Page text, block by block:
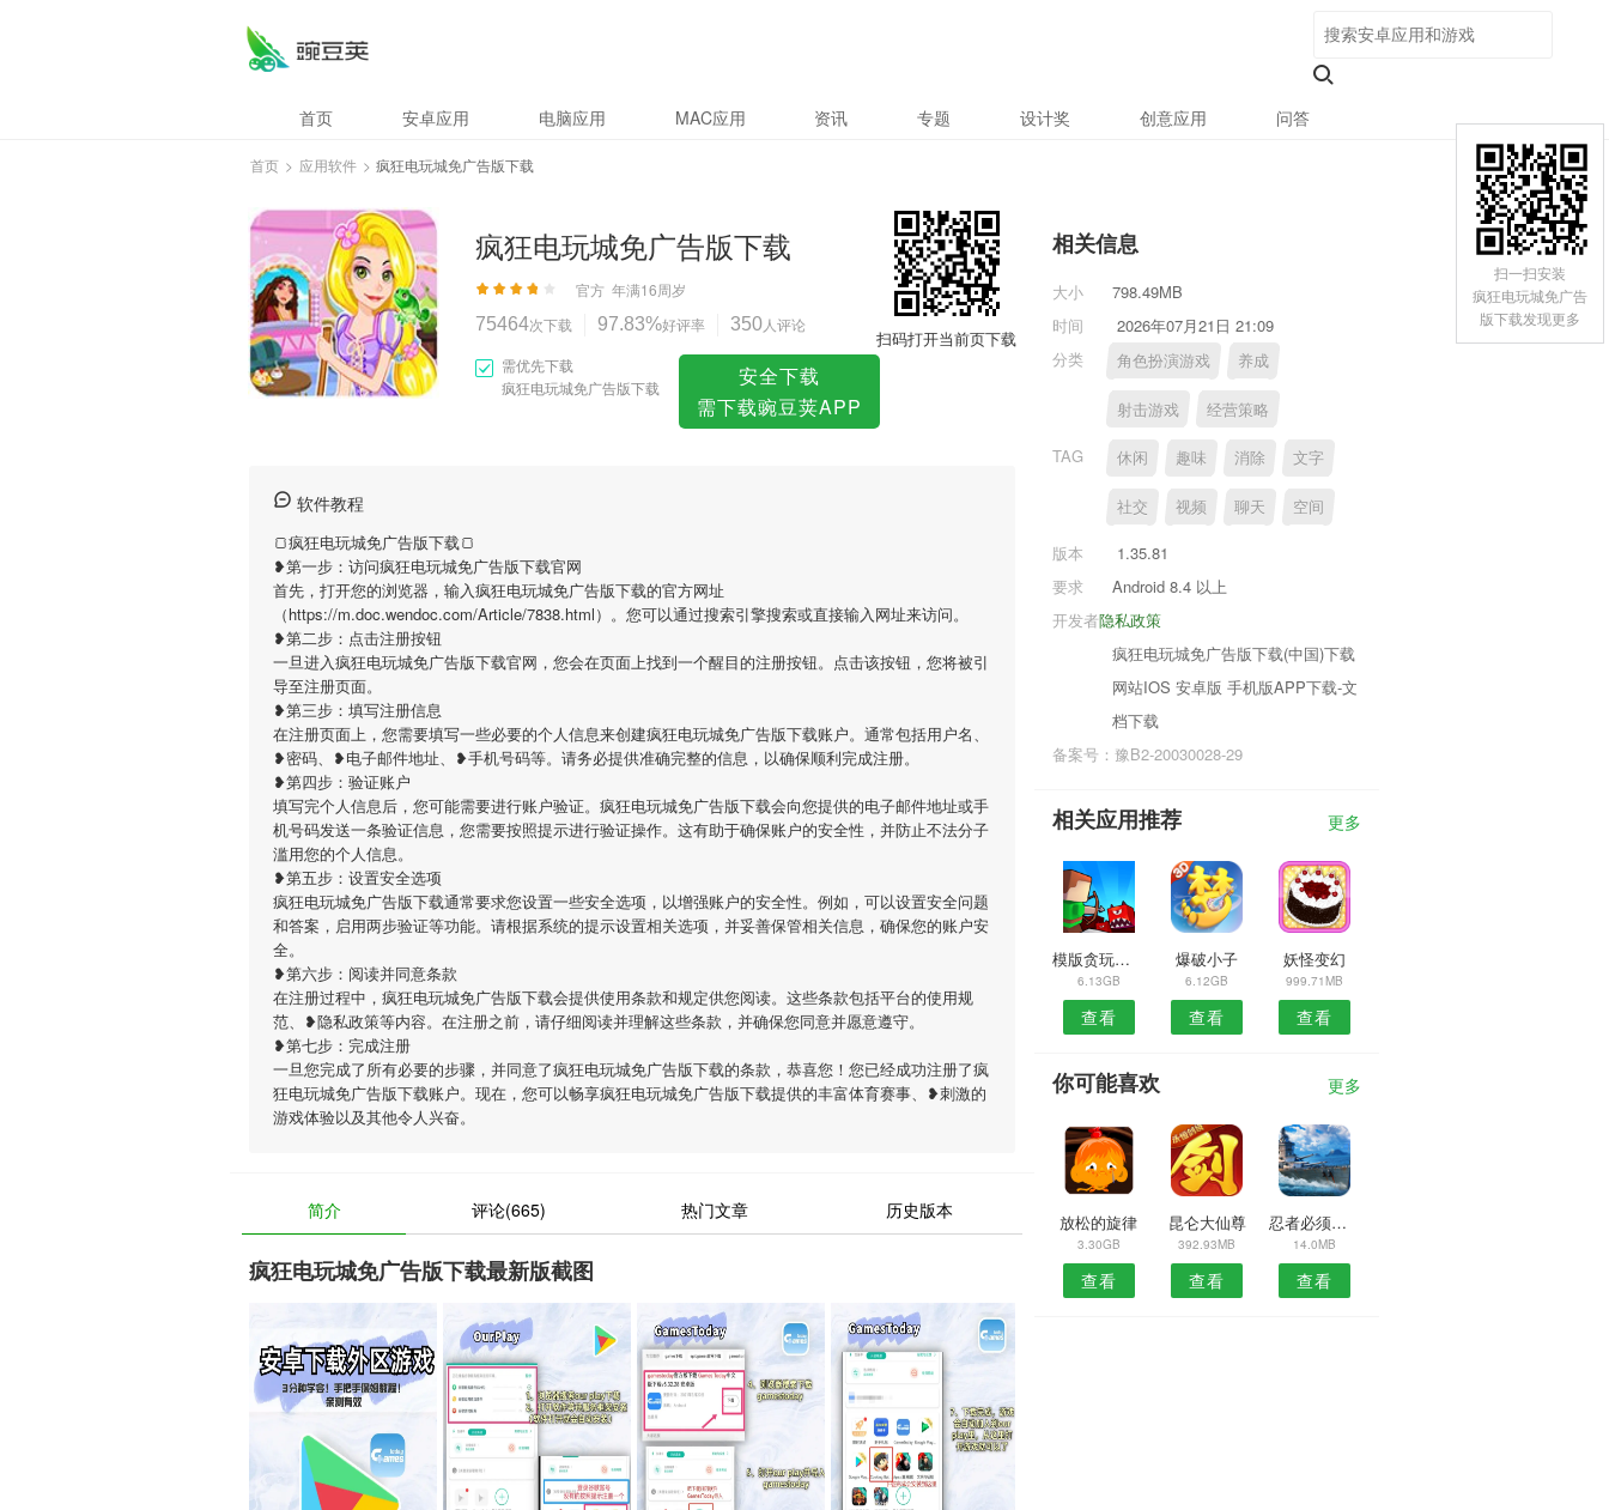
首页 安卓应用 电脑应用 MAC应用 资讯 专题 设计奖 创意应用 问答
首页 > 应用软件 > 疯狂电玩城免广告版下载
疯狂电玩城免广告版下载
官方 年满16周岁
75464次下载 97.83%好评率 350人评论
需优先下载
疯狂电玩城免广告版下载
安全下载
需下载豌豆荚APP
扫码打开当前页下载
软件教程
🍞疯狂电玩城免广告版下载🍞
❥第一步：访问疯狂电玩城免广告版下载官网
首先，打开您的浏览器，输入疯狂电玩城免广告版下载的官方网址
（https://m.doc.wendoc.com/Article/7838.html）。您可以通过搜索引擎搜索或直接输入网址来访问。
❥第二步：点击注册按钮
一旦进入疯狂电玩城免广告版下载官网，您会在页面上找到一个醒目的注册按钮。点击该按钮，您将被引
导至注册页面。
❥第三步：填写注册信息
在注册页面上，您需要填写一些必要的个人信息来创建疯狂电玩城免广告版下载账户。通常包括用户名、
❥密码、❥电子邮件地址、❥手机号码等。请务必提供准确完整的信息，以确保顺利完成注册。
❥第四步：验证账户
填写完个人信息后，您可能需要进行账户验证。疯狂电玩城免广告版下载会向您提供的电子邮件地址或手
机号码发送一条验证信息，您需要按照提示进行验证操作。这有助于确保账户的安全性，并防止不法分子
滥用您的个人信息。
❥第五步：设置安全选项
疯狂电玩城免广告版下载通常要求您设置一些安全选项，以增强账户的安全性。例如，可以设置安全问题
和答案，启用两步验证等功能。请根据系统的提示设置相关选项，并妥善保管相关信息，确保您的账户安
全。
❥第六步：阅读并同意条款
在注册过程中，疯狂电玩城免广告版下载会提供使用条款和规定供您阅读。这些条款包括平台的使用规
范、❥隐私政策等内容。在注册之前，请仔细阅读并理解这些条款，并确保您同意并愿意遵守。
❥第七步：完成注册
一旦您完成了所有必要的步骤，并同意了疯狂电玩城免广告版下载的条款，恭喜您！您已经成功注册了疯
狂电玩城免广告版下载账户。现在，您可以畅享疯狂电玩城免广告版下载提供的丰富体育赛事、❥刺激的
游戏体验以及其他令人兴奋。
简介 评论(665) 热门文章 历史版本
疯狂电玩城免广告版下载最新版截图
相关信息
大小
798.49MB
时间
2026年07月21日 21:09
分类
角色扮演游戏 养成
射击游戏 经营策略
TAG 休闲 趣味 消除 文字
社交 视频 聊天 空间
版本
1.35.81
要求
Android 8.4 以上
隐私政策
开发者
疯狂电玩城免广告版下载(中国)下载
网站IOS 安卓版 手机版APP下载-文
档下载
备案号：豫B2-20030028-29
相关应用推荐 更多
模版贪玩龙城战歌
6.13GB
查看
爆破小子
6.12GB
查看
妖怪变幻
999.71MB
查看
你可能喜欢 更多
放松的旋律
3.30GB
查看
昆仑大仙尊
392.93MB
查看
忍者必须死31.0.122
14.0MB
查看
扫一扫安装
疯狂电玩城免广告
版下载发现更多